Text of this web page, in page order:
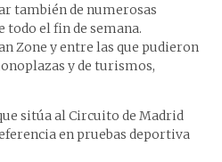
también de numerosas
el fin de semana.
Zone y entre las que pudieron
y de turismos,
sitúa al Circuito de Madrid
en pruebas deportiva